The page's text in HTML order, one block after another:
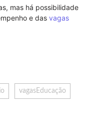
mas há possibilidade
e das vagas
vagasEducação